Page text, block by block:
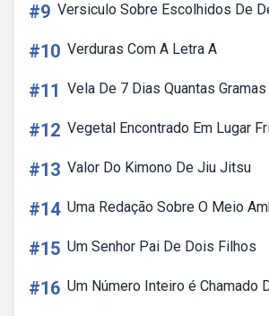
#9 Versiculo Sobre Escolhidos De
#10 Verduras Com A Letra A
#11 Vela De 7 Dias Quantas Gramas
#12 Vegetal Encontrado Em Lugar
#13 Valor Do Kimono De Jiu Jitsu
#14 Uma Redação Sobre O Meio
#15 Um Senhor Pai De Dois Filhos
#16 Um Número Inteiro é Chamado